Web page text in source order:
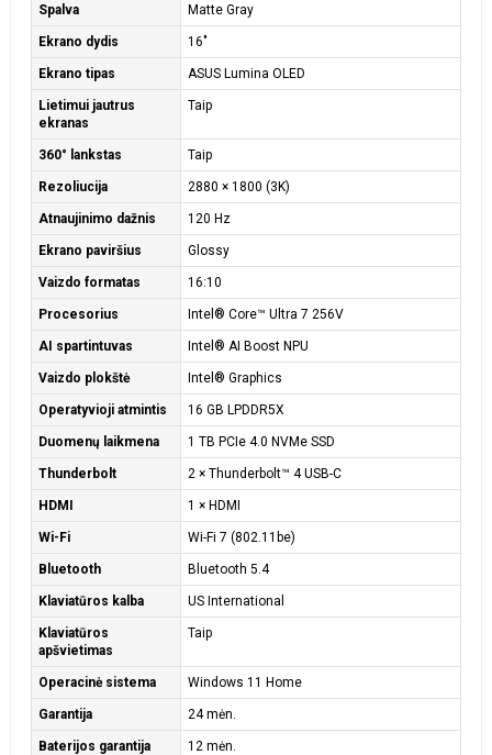
Spalva Matte Gray
Ekrano dydis 16"
Ekrano tipas ASUS Lumina OLED
Lietimui jautrus
ekranas
Taip
360° lankstas Taip
Rezoliucija 2880 × 1800 (3K)
Atnaujinimo dažnis 120 Hz
Ekrano paviršius Glossy
Vaizdo formatas 16:10
Procesorius Intel® Core™ Ultra 7 256V
AI spartintuvas Intel® AI Boost NPU
Vaizdo plokštė Intel® Graphics
Operatyvioji atmintis 16 GB LPDDR5X
Duomenų laikmena 1 TB PCIe 4.0 NVMe SSD
Thunderbolt 2 × Thunderbolt™ 4 USB-C
HDMI 1 × HDMI
Wi-Fi Wi-Fi 7 (802.11be)
Bluetooth Bluetooth 5.4
Klaviatūros kalba US International
Klaviatūros
apšvietimas
Taip
Operacinė sistema Windows 11 Home
Garantija 24 mėn.
Baterijos garantija 12 mėn.